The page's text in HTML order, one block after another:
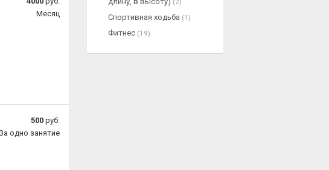
Месяц
500руб.
За одно занятие
(2)
Спортивная ходьба (1)
Фитнес (19)